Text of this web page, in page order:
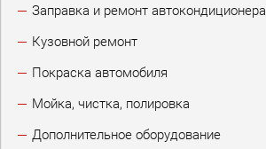
Заправка и ремонт автокондиционера
Кузовной ремонт
Покраска автомобиля
Мойка, чистка, полировка
Дополнительное оборудование